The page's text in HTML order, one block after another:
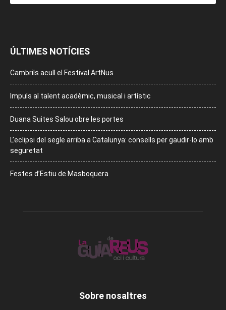
ÚLTIMES NOTÍCIES
Cambrils acull el Festival ArtNus
Impuls al talent acadèmic, musical i artístic
Duana Suites Salou obre les portes
L’eclipsi del segle arriba a Catalunya: consells per gaudir-lo amb
seguretat
Festes d’Estiu de Masboquera
Sobre nosaltres